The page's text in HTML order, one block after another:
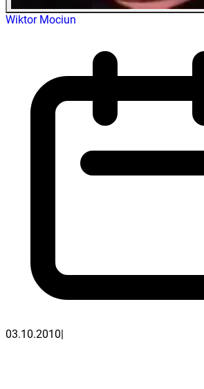
Wiktor Mociun
03.10.2010|